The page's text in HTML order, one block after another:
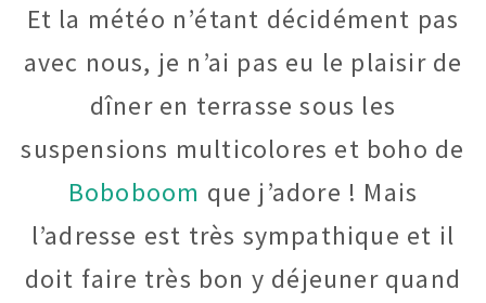
Et la météo n’étant décidément pas
avec nous, je n’ai pas eu le plaisir de
dîner en terrasse sous les
suspensions multicolores et boho de
Boboboom que j’adore ! Mais
l’adresse est très sympathique et il
doit faire très bon y déjeuner quand